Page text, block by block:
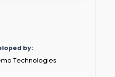
by:
Technologies